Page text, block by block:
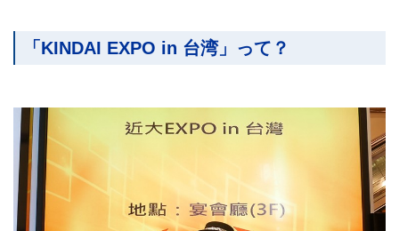
「KINDAI EXPO in 台湾」って？